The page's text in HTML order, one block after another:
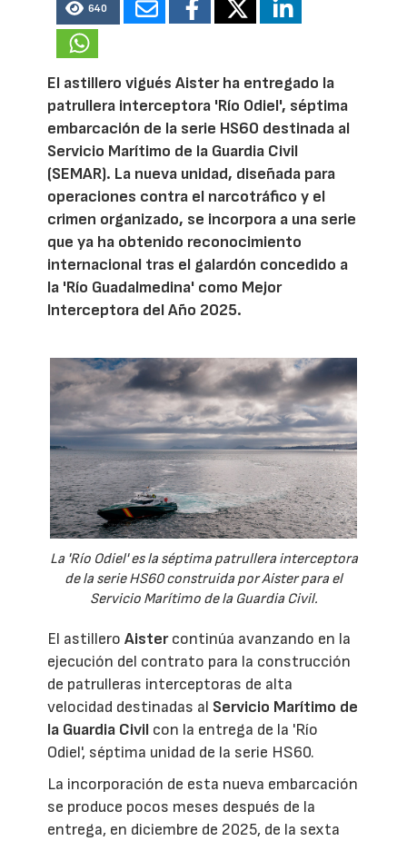
640
El astillero vigués Aister ha entregado la
patrullera interceptora 'Río Odiel', séptima
embarcación de la serie HS60 destinada al
Servicio Marítimo de la Guardia Civil
(SEMAR). La nueva unidad, diseñada para
operaciones contra el narcotráfico y el
crimen organizado, se incorpora a una serie
que ya ha obtenido reconocimiento
internacional tras el galardón concedido a
la 'Río Guadalmedina' como Mejor
Interceptora del Año 2025.
La 'Río Odiel' es la séptima patrullera interceptora
de la serie HS60 construida por Aister para el
Servicio Marítimo de la Guardia Civil.
El astilleroAistercontinúa avanzando en la
ejecución del contrato para la construcción
de patrulleras interceptoras de alta
velocidad destinadas al Servicio Marítimo de
la Guardia Civil con la entrega de la 'Río
Odiel', séptima unidad de la serie HS60.
La incorporación de esta nueva embarcación
se produce pocos meses después de la
entrega, en diciembre de 2025, de la sexta